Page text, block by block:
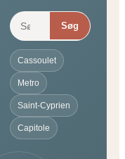
Søg
Cassoulet
Metro
Saint-Cyprien
Capitole